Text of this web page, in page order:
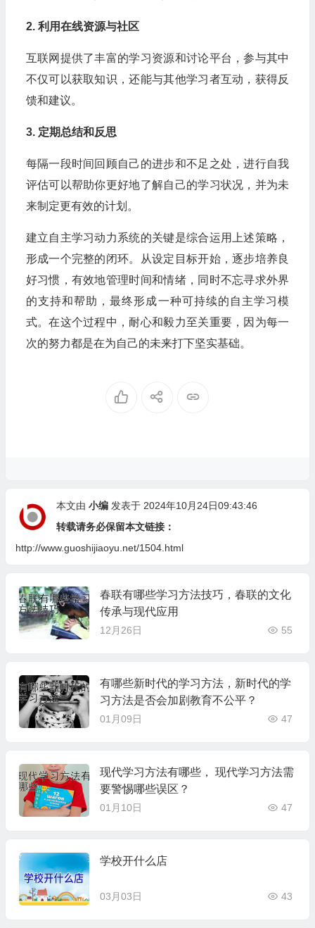
2. 利用在线资源与社区
互联网提供了丰富的学习资源和讨论平台，参与其中
不仅可以获取知识，还能与其他学习者互动，获得反
馈和建议。
3. 定期总结和反思
每隔一段时间回顾自己的进步和不足之处，进行自我
评估可以帮助你更好地了解自己的学习状况，并为未
来制定更有效的计划。
建立自主学习动力系统的关键是综合运用上述策略，
形成一个完整的闭环。从设定目标开始，逐步培养良
好习惯，有效地管理时间和情绪，同时不忘寻求外界
的支持和帮助，最终形成一种可持续的自主学习模
式。在这个过程中，耐心和毅力至关重要，因为每一
次的努力都是在为自己的未来打下坚实基础。
本文由 小编发表于 2024年10月24日09:43:46
转载请务必保留本文链接：
http://www.guoshijiaoyu.net/1504.html
春联有哪些学习方法技巧，春联的文化
传承与现代应用
12月26日 55
有哪些新时代的学习方法，新时代的学
习方法是否会加剧教育不公平？
01月09日 47
现代学习方法有哪些， 现代学习方法需
要警惕哪些误区？
01月10日 47
学校开什么店
03月03日 43